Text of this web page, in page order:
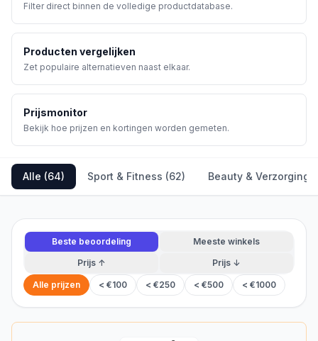
Filter direct binnen de volledige productdatabase.
Producten vergelijken
Zet populaire alternatieven naast elkaar.
Prijsmonitor
Bekijk hoe prijzen en kortingen worden gemeten.
Alle (64) Sport & Fitness (62) Beauty & Verzorging
Beste beoordeling
Meeste winkels
Prijs ↑
Prijs ↓
Alle prijzen < €100 < €250 < €500 < €1000